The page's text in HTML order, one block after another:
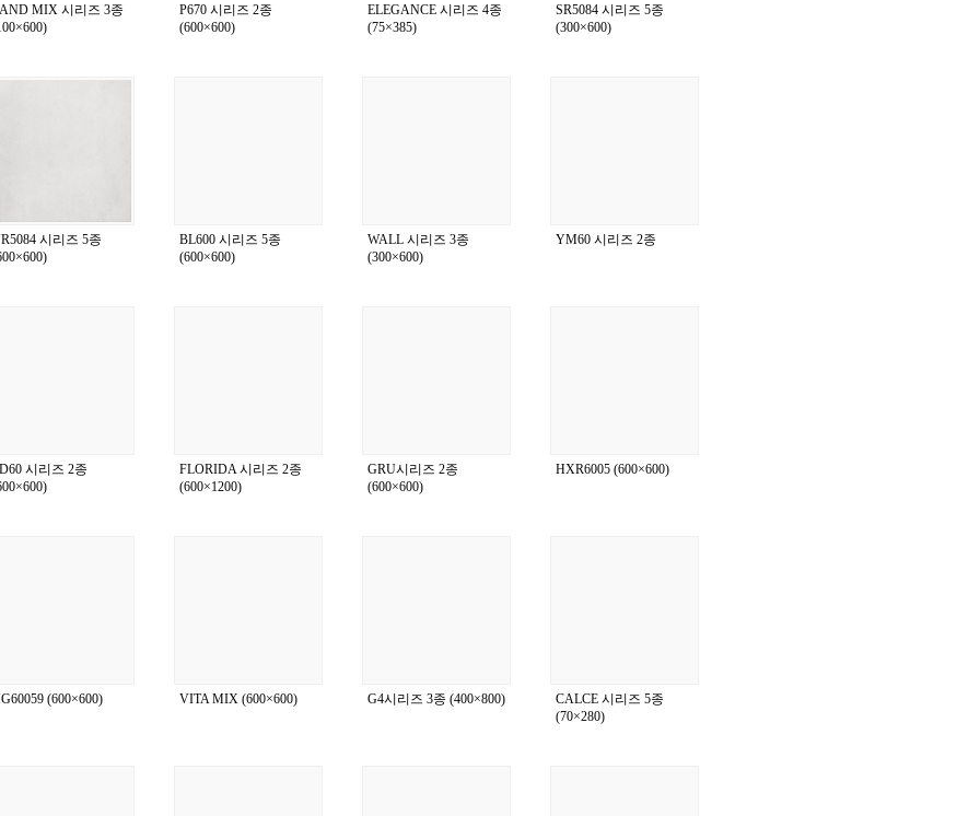
MIX 시리즈 3종
P670 시리즈 2종
(600×600)
ELEGANCE 시리즈 4종
(75×385)
SR5084 시리즈 5종
(300×600)
시리즈 5종
BL600 시리즈 5종
(600×600)
WALL 시리즈 3종
(300×600)
YM60 시리즈 2종
시리즈 2종
FLORIDA 시리즈 2종
(600×1200)
GRU시리즈 2종
(600×600)
HXR6005 (600×600)
(600×600) VITA MIX (600×600) G4시리즈 3종 (400×800)
CALCE 시리즈 5종
(70×280)